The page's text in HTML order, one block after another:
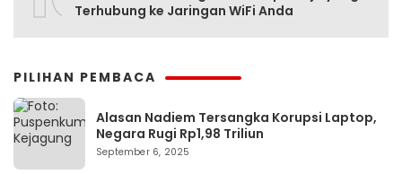
Terhubung ke Jaringan WiFi Anda
PILIHAN PEMBACA
Alasan Nadiem Tersangka Korupsi Laptop,
Negara Rugi Rp1,98 Triliun
September 6, 2025